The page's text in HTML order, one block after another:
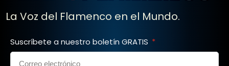
La Voz del Flamenco en el Mundo.
Suscríbete a nuestro boletín GRATIS